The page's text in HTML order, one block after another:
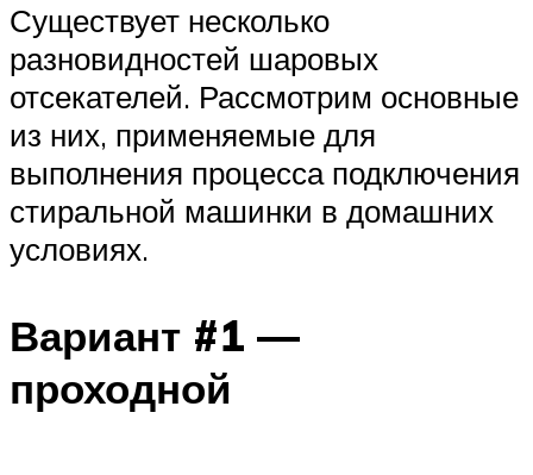
Существует несколько
разновидностей шаровых
отсекателей. Рассмотрим основные
из них, применяемые для
выполнения процесса подключения
стиральной машинки в домашних
условиях.
Вариант #1 —
проходной